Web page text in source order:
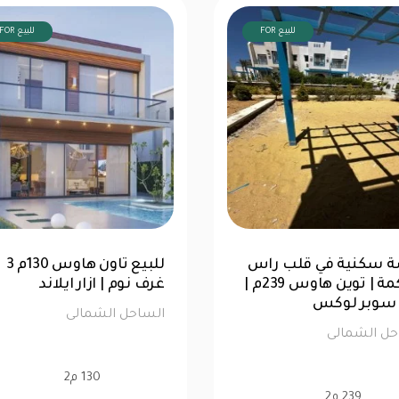
FOR للبيع
فرصة سكنية في قلب
الترا سوبر لوكس
FOR للبيع
شاليه 76متر للبيع | الحق
في لا سيستا
الشمالى